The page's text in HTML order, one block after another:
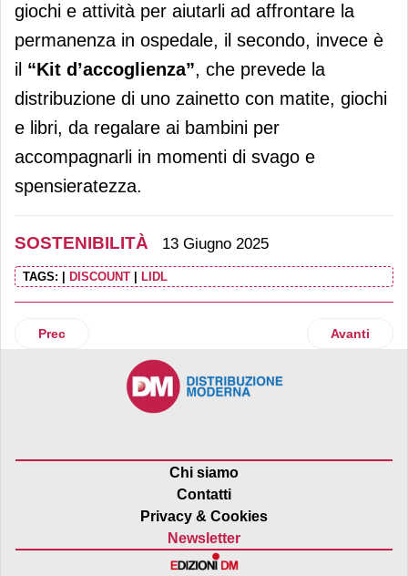
giochi e attività per aiutarli ad affrontare la
permanenza in ospedale, il secondo, invece è
il “Kit d’accoglienza”, che prevede la
distribuzione di uno zainetto con matite, giochi
e libri, da regalare ai bambini per
accompagnarli in momenti di svago e
spensieratezza.
SOSTENIBILITÀ 13 Giugno 2025
TAGS: DISCOUNT LIDL
Articolo precedente: Mestieri in crescita (Iper La grande
Prec Articolo
Avanti
Chi siamo
Contatti
Privacy & Cookies
Newsletter